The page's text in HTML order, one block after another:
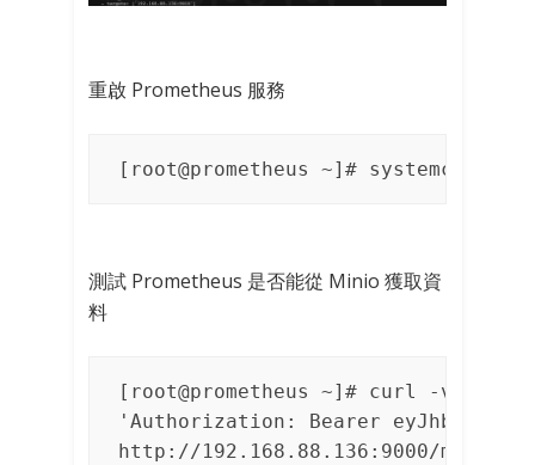
重啟 Prometheus 服務
[root@prometheus ~]# systemctl
測試 Prometheus 是否能從 Minio 獲取資
料
[root@prometheus ~]# curl -v -sSL
'Authorization: Bearer
http://192.168.88.136:9000/minio/